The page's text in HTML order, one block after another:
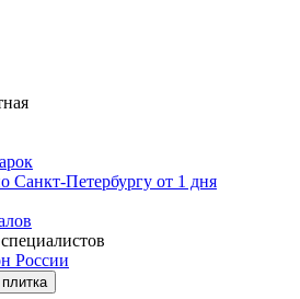
Санкт-Петербургу от 1 дня
России